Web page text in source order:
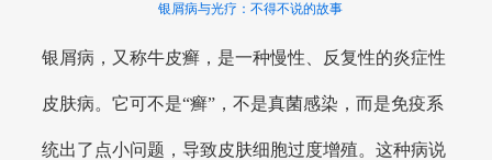
银屑病与光疗：不得不说的故事
银屑病，又称牛皮癣，是一种慢性、反复性的炎症性
皮肤病。它可不是“癣”，不是真菌感染，而是免疫系
统出了点小问题，导致皮肤细胞过度增殖。这种病说